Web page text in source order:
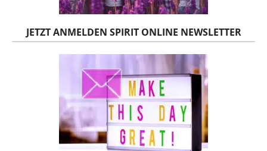
JETZT ANMELDEN SPIRIT ONLINE NEWSLETTER